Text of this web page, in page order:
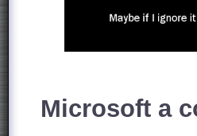
Microsoft a